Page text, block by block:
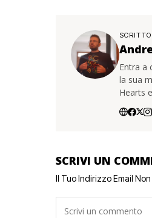
Entra a
la sua
Hearts
SCRIVI UN
Il Tuo Indirizzo Email